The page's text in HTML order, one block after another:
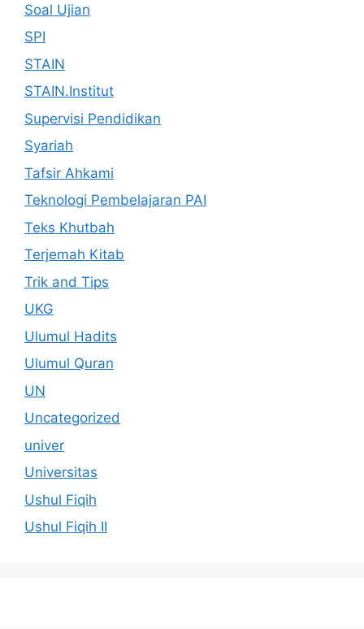
Soal Ujian
SPI
STAIN
STAIN.Institut
Supervisi Pendidikan
Syariah
Tafsir Ahkami
Teknologi Pembelajaran PAI
Teks Khutbah
Terjemah Kitab
Trik and Tips
UKG
Ulumul Hadits
Ulumul Quran
UN
Uncategorized
univer
Universitas
Ushul Fiqih
Ushul Fiqih II